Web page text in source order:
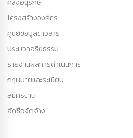
โครงสร้างองค์กร
ศูนย์ข้อมูลข่าวสาร
ประมวลจริยธรรม
รายงานผลการดำเนินการ
กฏหมายและระเบียบ
สมัครงาน
จัดซื้อจัดจ้าง